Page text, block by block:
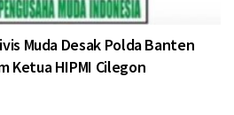
Muda Desak Polda Banten
Ketua HIPMI Cilegon